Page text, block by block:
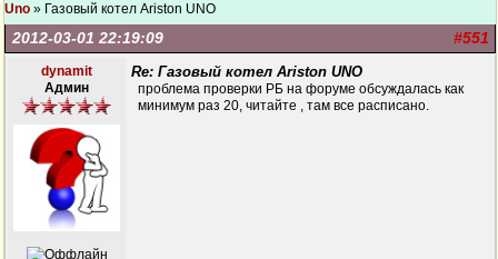
Uno » Газовый котел Ariston UNO
#551
2012-03-01 22:19:09
dynamit
Админ
Re: Газовый котел Ariston UNO
проблема проверки РБ на форуме обсуждалась как
минимум раз 20, читайте , там все расписано.